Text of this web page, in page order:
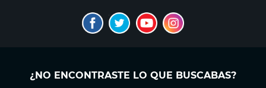
¿NO ENCONTRASTE LO QUE BUSCABAS?